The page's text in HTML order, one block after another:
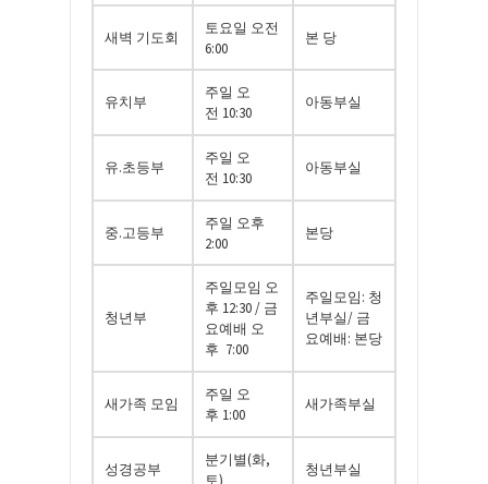
새벽 기도회
토요일 오전
6:00
본 당
유치부
주일 오
전 10:30
아동부실
유.초등부
주일 오
전 10:30
아동부실
중.고등부
주일 오후
2:00
본당
청년부
주일모임 오
후 12:30/ 금
요예배 오
후 7:00
주일모임: 청
년부실/ 금
요예배: 본당
새가족 모임
주일 오
후 1:00
새가족부실
성경공부
분기별(화,
토)
청년부실